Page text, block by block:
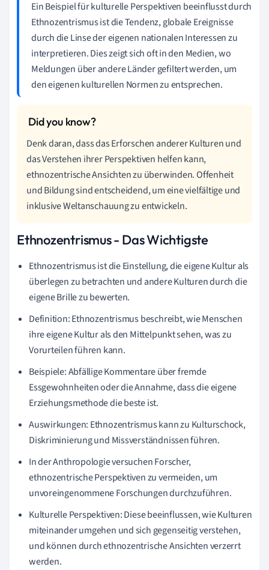
Ein Beispiel für kulturelle Perspektiven beeinflusst durch
Ethnozentrismus ist die Tendenz, globale Ereignisse
durch die Linse der eigenen nationalen Interessen zu
interpretieren. Dies zeigt sich oft in den Medien, wo
Meldungen über andere Länder gefiltert werden, um
den eigenen kulturellen Normen zu entsprechen.
Denk daran, dass das Erforschen anderer Kulturen und
das Verstehen ihrer Perspektiven helfen kann,
ethnozentrische Ansichten zu überwinden. Offenheit
und Bildung sind entscheidend, um eine vielfältige und
inklusive Weltanschauung zu entwickeln.
Ethnozentrismus - Das Wichtigste
Ethnozentrismus ist die Einstellung, die eigene Kultur als
überlegen zu betrachten und andere Kulturen durch die
eigene Brille zu bewerten.
Definition: Ethnozentrismus beschreibt, wie Menschen
ihre eigene Kultur als den Mittelpunkt sehen, was zu
Vorurteilen führen kann.
Beispiele: Abfällige Kommentare über fremde
Essgewohnheiten oder die Annahme, dass die eigene
Erziehungsmethode die beste ist.
Auswirkungen: Ethnozentrismus kann zu Kulturschock,
Diskriminierung und Missverständnissen führen.
In der Anthropologie versuchen Forscher,
ethnozentrische Perspektiven zu vermeiden, um
unvoreingenommene Forschungen durchzuführen.
Kulturelle Perspektiven: Diese beeinflussen, wie Kulturen
miteinander umgehen und sich gegenseitig verstehen,
und können durch ethnozentrische Ansichten verzerrt
werden.